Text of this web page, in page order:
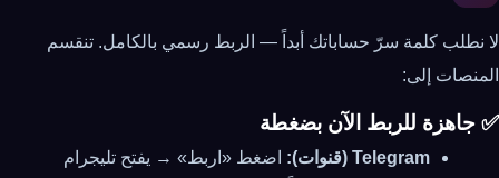
لا نطلب كلمة سرّ حساباتك أبداً — الربط رسمي بالكامل. تنقسم
المنصات إلى:
✅ جاهزة للربط الآن بضغطة
Telegram (قنوات):
اضغط «اربط» → يفتح تليجرام